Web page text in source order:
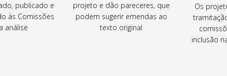
publicado e
às Comissões
análise
projeto e dão pareceres, que
podem sugerir emendas ao
texto original
Os
inclusão